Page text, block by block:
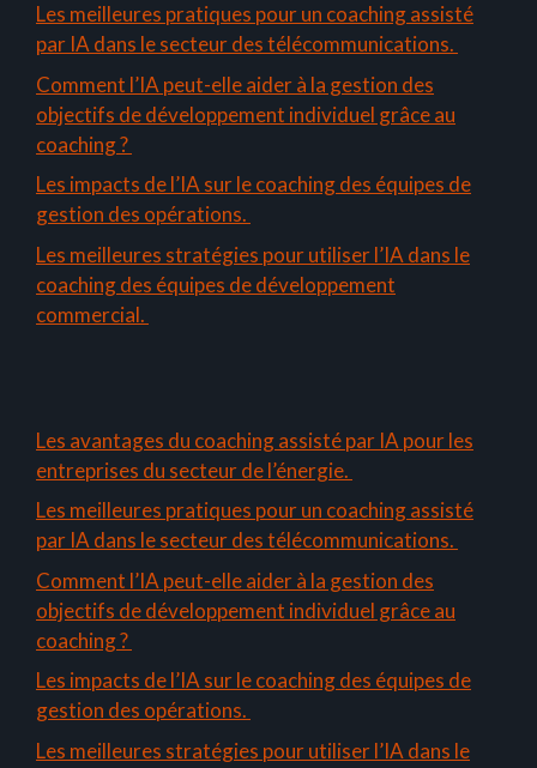
Les meilleures pratiques pour un coaching assisté
par IA dans le secteur des télécommunications.
Comment l’IA peut-elle aider à la gestion des
objectifs de développement individuel grâce au
coaching ?
Les impacts de l’IA sur le coaching des équipes de
gestion des opérations.
Les meilleures stratégies pour utiliser l’IA dans le
coaching des équipes de développement
commercial.
Les avantages du coaching assisté par IA pour les
entreprises du secteur de l’énergie.
Les meilleures pratiques pour un coaching assisté
par IA dans le secteur des télécommunications.
Comment l’IA peut-elle aider à la gestion des
objectifs de développement individuel grâce au
coaching ?
Les impacts de l’IA sur le coaching des équipes de
gestion des opérations.
Les meilleures stratégies pour utiliser l’IA dans le